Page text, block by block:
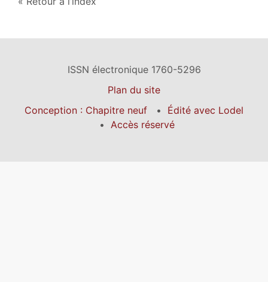
ISSN électronique 1760-5296
Plan du site
Conception : Chapitre neuf
Édité avec Lodel
Accès réservé